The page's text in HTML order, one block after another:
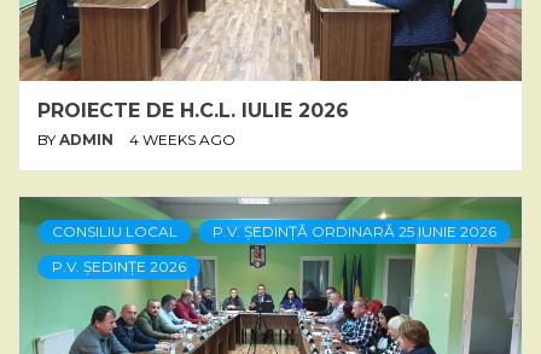
PROIECTE DE H.C.L. IULIE 2026
BY ADMIN 4 WEEKS AGO
CONSILIU LOCAL
P.V. ȘEDINȚĂ ORDINARĂ 25 IUNIE 2026
P.V. ȘEDINȚE 2026